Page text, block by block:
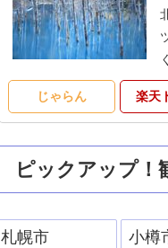
じゃらん 楽天
ピックアップ！
札幌市 小樽